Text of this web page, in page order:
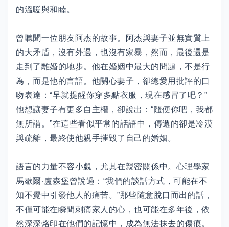
的溫暖與和睦。
曾聽聞一位朋友阿杰的故事。阿杰與妻子並無實質上
的大矛盾，沒有外遇，也沒有家暴，然而，最後還是
走到了離婚的地步。他在婚姻中最大的問題，不是行
為，而是他的言語。他關心妻子，卻總愛用批評的口
吻表達：“早就提醒你穿多點衣服，現在感冒了吧？”
他想讓妻子有更多自主權，卻說出：“隨便你吧，我都
無所謂。”在這些看似平常的話語中，傳遞的卻是冷漠
與疏離，最終使他親手摧毀了自己的婚姻。
語言的力量不容小覷，尤其在親密關係中。心理學家
馬歇爾·盧森堡曾說過：“我們的談話方式，可能在不
知不覺中引發他人的痛苦。”那些隨意脫口而出的話，
不僅可能在瞬間刺痛家人的心，也可能在多年後，依
然深深烙印在他們的記憶中，成為無法抹去的傷痕。